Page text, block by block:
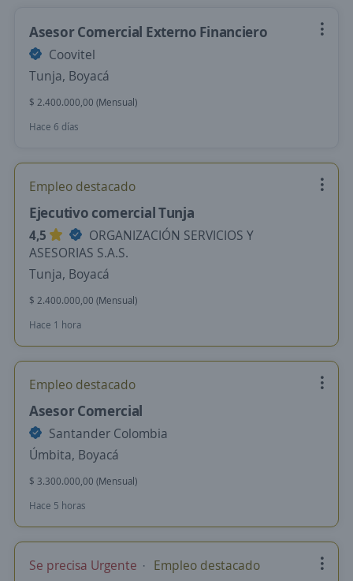
Asesor Comercial Externo Financiero
Coovitel
Tunja, Boyacá
$ 2.400.000,00 (Mensual)
Hace 6 días
Empleo destacado
Ejecutivo comercial Tunja
4,5
ORGANIZACIÓN SERVICIOS Y
ASESORIAS S.A.S.
Tunja, Boyacá
$ 2.400.000,00 (Mensual)
Hace 1 hora
Empleo destacado
Asesor Comercial
Santander Colombia
Úmbita, Boyacá
$ 3.300.000,00 (Mensual)
Hace 5 horas
Se precisa Urgente Empleo destacado